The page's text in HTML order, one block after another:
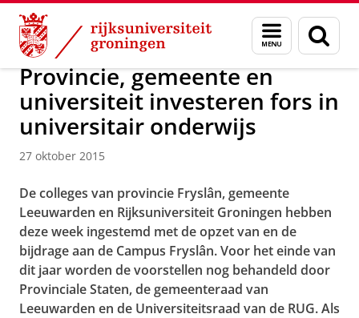
Skip
Content
Skip
Navigation
Menu
en
zoeken
Over ons Campus Fryslân
Provincie, gemeente en
universiteit investeren fors in
universitair onderwijs
27 oktober 2015
De colleges van provincie Fryslân, gemeente
Leeuwarden en Rijksuniversiteit Groningen hebben
deze week ingestemd met de opzet van en de
bijdrage aan de Campus Fryslân. Voor het einde van
dit jaar worden de voorstellen nog behandeld door
Provinciale Staten, de gemeenteraad van
Leeuwarden en de Universiteitsraad van de RUG. Als